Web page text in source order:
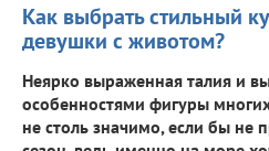
Как выбрать стильный
девушки с животом?
Неярко выраженная талия и
особенностями фигуры
не столь значимо, если бы не